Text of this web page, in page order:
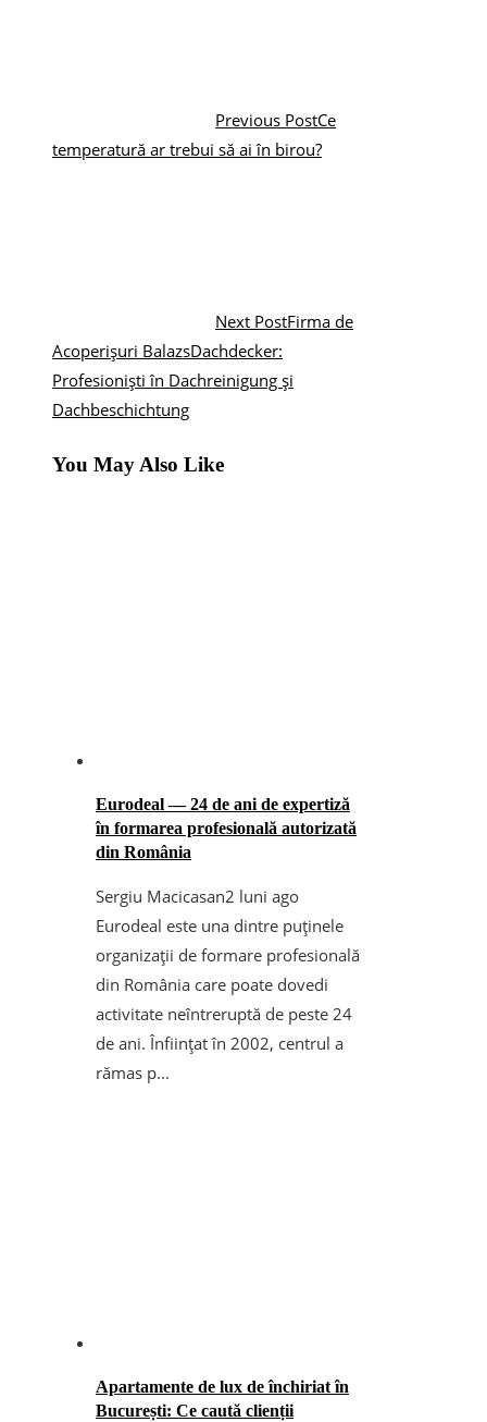
Previous PostCe
temperatură ar trebui să ai în birou?
Next PostFirma de
Acoperișuri BalazsDachdecker:
Profesioniști în Dachreinigung și
Dachbeschichtung
You May Also Like
Eurodeal — 24 de ani de expertiză
în formarea profesională autorizată
din România
Sergiu Macicasan2 luni ago
Eurodeal este una dintre puținele
organizații de formare profesională
din România care poate dovedi
activitate neîntreruptă de peste 24
de ani. Înființat în 2002, centrul a
rămas p...
Apartamente de lux de închiriat în
București: Ce caută clienții